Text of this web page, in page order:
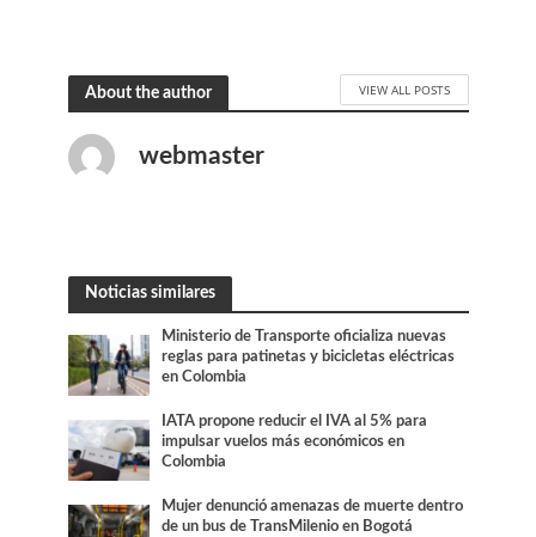
About the author VIEW ALL POSTS
webmaster
Noticias similares
Ministerio de Transporte oficializa nuevas
reglas para patinetas y bicicletas eléctricas
en Colombia
IATA propone reducir el IVA al 5% para
impulsar vuelos más económicos en
Colombia
Mujer denunció amenazas de muerte dentro
de un bus de TransMilenio en Bogotá